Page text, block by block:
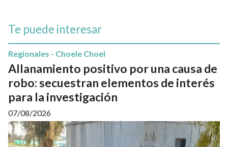
Te puede interesar
Allanamiento positivo por una causa de
robo: secuestran elementos de interés
para la investigación
Regionales - Choele Choel
07/08/2026